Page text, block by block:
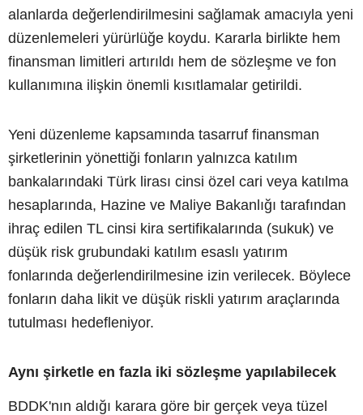
alanlarda değerlendirilmesini sağlamak amacıyla yeni
düzenlemeleri yürürlüğe koydu. Kararla birlikte hem
finansman limitleri artırıldı hem de sözleşme ve fon
kullanımına ilişkin önemli kısıtlamalar getirildi.
Yeni düzenleme kapsamında tasarruf finansman
şirketlerinin yönettiği fonların yalnızca katılım
bankalarındaki Türk lirası cinsi özel cari veya katılma
hesaplarında, Hazine ve Maliye Bakanlığı tarafından
ihraç edilen TL cinsi kira sertifikalarında (sukuk) ve
düşük risk grubundaki katılım esaslı yatırım
fonlarında değerlendirilmesine izin verilecek. Böylece
fonların daha likit ve düşük riskli yatırım araçlarında
tutulması hedefleniyor.
Aynı şirketle en fazla iki sözleşme yapılabilecek
BDDK'nın aldığı karara göre bir gerçek veya tüzel